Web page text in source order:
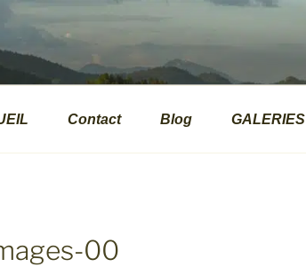
d'images naturalites de montagne
Contact Blog GALERIES
00